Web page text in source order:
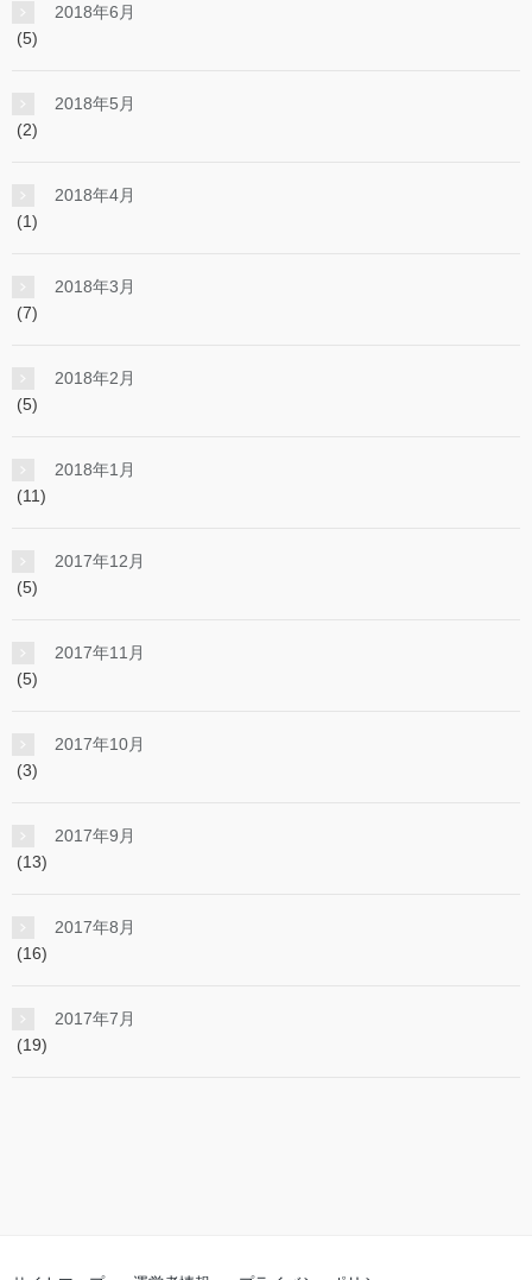
2018年6月
(5)
2018年5月
(2)
2018年4月
(1)
2018年3月
(7)
2018年2月
(5)
2018年1月
(11)
2017年12月
(5)
2017年11月
(5)
2017年10月
(3)
2017年9月
(13)
2017年8月
(16)
2017年7月
(19)